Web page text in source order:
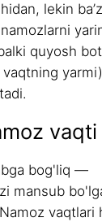
lekin
quyosh
vaqti
bog'liq —
mansub
vaqtlari